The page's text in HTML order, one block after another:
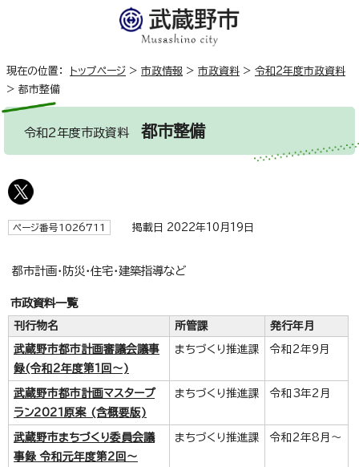
現在の位置： トップページ > 市政情報 > 市政資料 > 令和2年度市政資料
> 都市整備
令和2年度市政資料 都市整備
ページ番号1026711 掲載日 2022年10月19日
都市計画・防災・住宅・建築指導など
市政資料一覧
刊行物名 所管課 発行年月
武蔵野市都市計画審議会議事
録(令和2年度第1回～)
まちづくり推進課 令和2年9月
武蔵野市都市計画マスタープ
ラン2021原案 (含概要版)
まちづくり推進課 令和3年2月
武蔵野市まちづくり委員会議
事録 令和元年度第2回～
まちづくり推進課 令和2年8月～